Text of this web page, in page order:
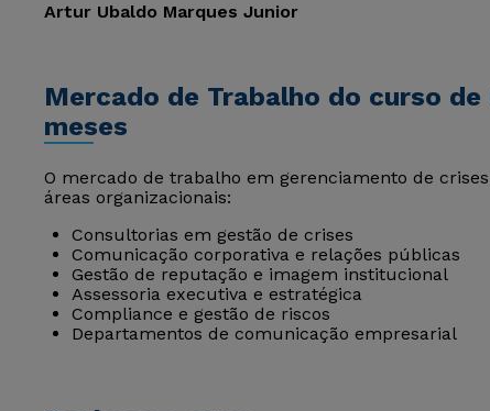
Artur Ubaldo Marques Junior
Mercado de Trabalho do curso
meses
O mercado de trabalho em gerenciamento de
áreas organizacionais:
Consultorias em gestão de crises
Comunicação corporativa e relações públicas
Gestão de reputação e imagem institucional
Assessoria executiva e estratégica
Compliance e gestão de riscos
Departamentos de comunicação empresarial